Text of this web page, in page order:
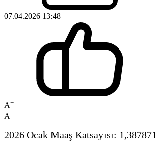
07.04.2026 13:48
A+
A-
2026 Ocak Maaş Katsayısı: 1,387871